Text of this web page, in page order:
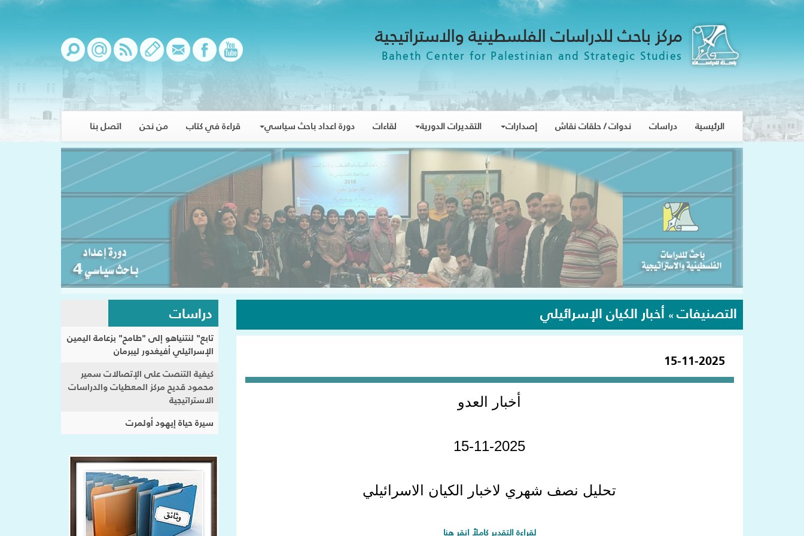
مركز باحث للدراسات الفلسطينية والاستراتيجية
Baheth Center for Palestinian and Strategic Studies
الرئيسية دراسات ندوات / حلقات نقاش إصدارات التقديرات الدورية لقاءات دورة اعداد باحث سياسي قراءة في كتاب من نحن اتصل بنا
التصنيفات » أخبار الكيان الإسرائيلي
15-11-2025
أخبار العدو
15-11-2025
تحليل نصف شهري لاخبار الكيان الاسرائيلي
لقراءة التقدير كاملاً انقر هنا
دراسات
تابع" لنتنياهو إلى "طامح" بزعامة اليمين
الإسرائيلي أفيغدور ليبرمان
كيفية التنصت على الإتصالات سمير
محمود قديح مركز المعطيات والدراسات
الاستراتيجية
سيرة حياة إيهود أولمرت